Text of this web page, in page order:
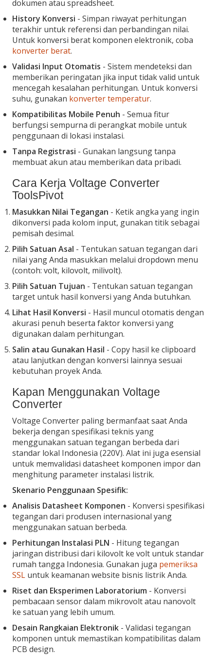
dokumen atau spreadsheet.
History Konversi - Simpan riwayat perhitungan
terakhir untuk referensi dan perbandingan nilai.
Untuk konversi berat komponen elektronik, coba
konverter berat.
Validasi Input Otomatis - Sistem mendeteksi dan
memberikan peringatan jika input tidak valid untuk
mencegah kesalahan perhitungan. Untuk konversi
suhu, gunakan konverter temperatur.
Kompatibilitas Mobile Penuh - Semua fitur
berfungsi sempurna di perangkat mobile untuk
penggunaan di lokasi instalasi.
Tanpa Registrasi - Gunakan langsung tanpa
membuat akun atau memberikan data pribadi.
Cara Kerja Voltage Converter
ToolsPivot
Masukkan Nilai Tegangan - Ketik angka yang ingin
dikonversi pada kolom input, gunakan titik sebagai
pemisah desimal.
Pilih Satuan Asal - Tentukan satuan tegangan dari
nilai yang Anda masukkan melalui dropdown menu
(contoh: volt, kilovolt, milivolt).
Pilih Satuan Tujuan - Tentukan satuan tegangan
target untuk hasil konversi yang Anda butuhkan.
Lihat Hasil Konversi - Hasil muncul otomatis dengan
akurasi penuh beserta faktor konversi yang
digunakan dalam perhitungan.
Salin atau Gunakan Hasil - Copy hasil ke clipboard
atau lanjutkan dengan konversi lainnya sesuai
kebutuhan proyek Anda.
Kapan Menggunakan Voltage
Converter
Voltage Converter paling bermanfaat saat Anda
bekerja dengan spesifikasi teknis yang
menggunakan satuan tegangan berbeda dari
standar lokal Indonesia (220V). Alat ini juga esensial
untuk memvalidasi datasheet komponen impor dan
menghitung parameter instalasi listrik.
Skenario Penggunaan Spesifik:
Analisis Datasheet Komponen - Konversi spesifikasi
tegangan dari produsen internasional yang
menggunakan satuan berbeda.
Perhitungan Instalasi PLN - Hitung tegangan
jaringan distribusi dari kilovolt ke volt untuk standar
rumah tangga Indonesia. Gunakan juga pemeriksa
SSL untuk keamanan website bisnis listrik Anda.
Riset dan Eksperimen Laboratorium - Konversi
pembacaan sensor dalam mikrovolt atau nanovolt
ke satuan yang lebih umum.
Desain Rangkaian Elektronik - Validasi tegangan
komponen untuk memastikan kompatibilitas dalam
PCB design.